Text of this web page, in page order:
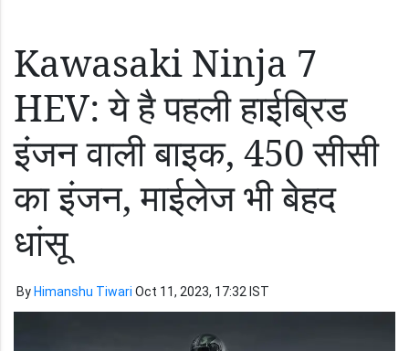
Kawasaki Ninja 7
HEV: ये है पहली हाईब्रिड
इंजन वाली बाइक, 450 सीसी
का इंजन, माईलेज भी बेहद
धांसू
By Himanshu Tiwari Oct 11, 2023, 17:32 IST